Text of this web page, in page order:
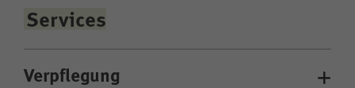
Services
Verpflegung